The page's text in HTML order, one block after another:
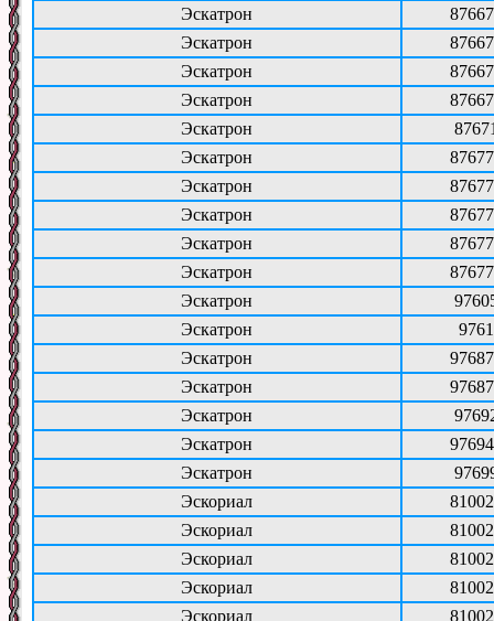
Эскатрон
Эскатрон
Эскатрон
Эскатрон
Эскатрон
Эскатрон
Эскатрон
Эскатрон
Эскатрон
Эскатрон
Эскатрон
Эскатрон
Эскатрон
Эскатрон
Эскатрон
Эскатрон
Эскатрон
Эскориал
Эскориал
Эскориал
Эскориал
Эскориал